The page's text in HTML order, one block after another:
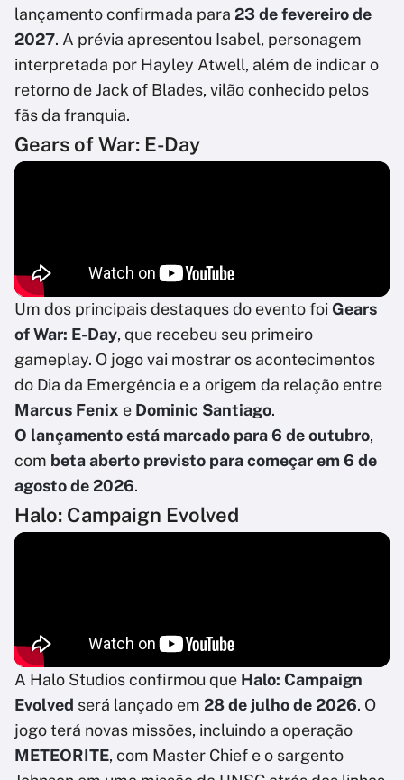
lançamento confirmada para 23 de fevereiro de
2027. A prévia apresentou Isabel, personagem
interpretada por Hayley Atwell, além de indicar o
retorno de Jack of Blades, vilão conhecido pelos
fãs da franquia.
Gears of War: E-Day
Um dos principais destaques do evento foi Gears
of War: E-Day, que recebeu seu primeiro
gameplay. O jogo vai mostrar os acontecimentos
do Dia da Emergência e a origem da relação entre
Marcus Fenix e Dominic Santiago.
O lançamento está marcado para 6 de outubro,
com beta aberto previsto para começar em 6 de
agosto de 2026.
Halo: Campaign Evolved
A Halo Studios confirmou que Halo: Campaign
Evolved será lançado em 28 de julho de 2026. O
jogo terá novas missões, incluindo a operação
METEORITE, com Master Chief e o sargento